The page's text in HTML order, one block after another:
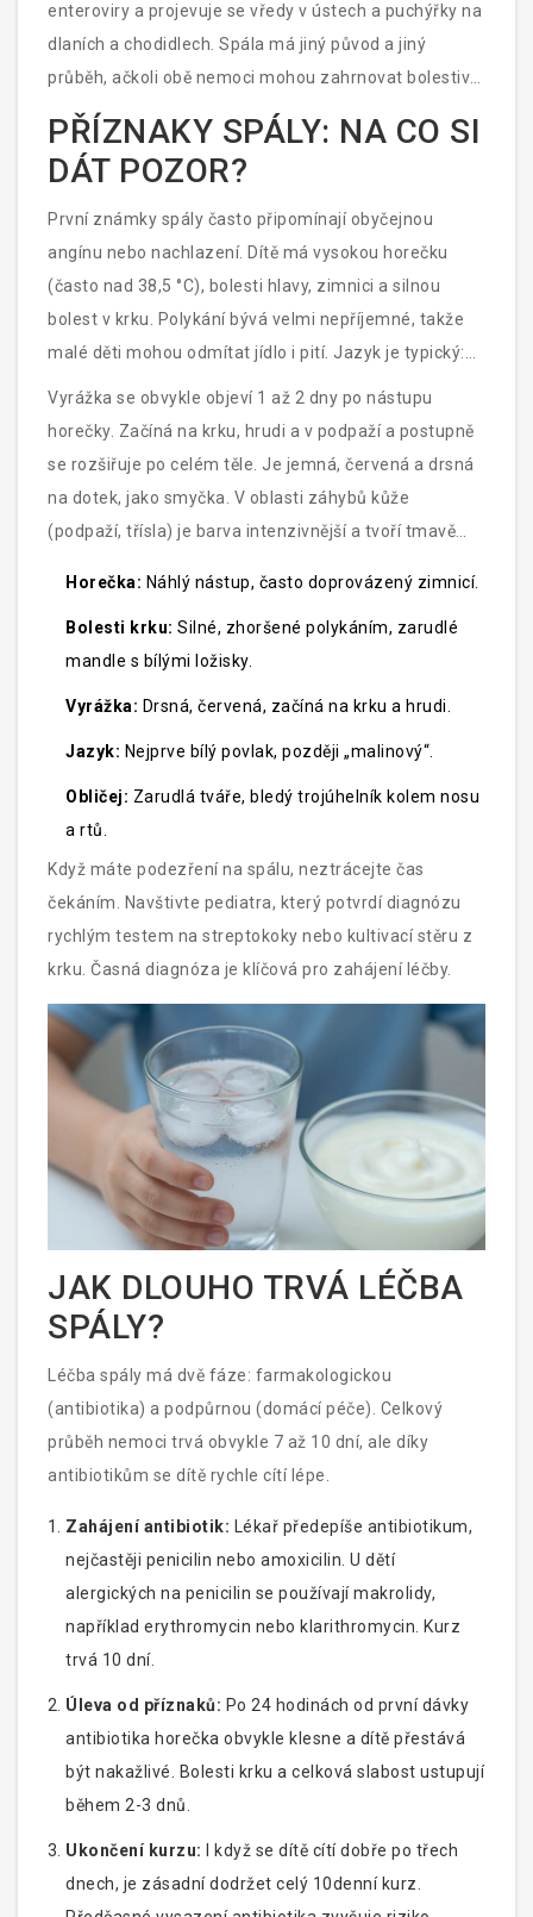
enteroviry a projevuje se vředy v ústech a puchýřky na
dlaních a chodidlech. Spála má jiný původ a jiný
průběh, ačkoli obě nemoci mohou zahrnovat bolestivé
polykání a horečku.
PŘÍZNAKY SPÁLY: NA CO SI
DÁT POZOR?
První známky spály často připomínají obyčejnou
angínu nebo nachlazení. Dítě má vysokou horečku
(často nad 38,5 °C), bolesti hlavy, zimnici a silnou
bolest v krku. Polykání bývá velmi nepříjemné, takže
malé děti mohou odmítat jídlo i pití. Jazyk je typický:
na začátku má bílý povlak („mléčný jazyk“), který po
několika dnech opadne a odhalí výrazně zarudlé papily
(„malinový jazyk“).
Vyrážka se obvykle objeví 1 až 2 dny po nástupu
horečky. Začíná na krku, hrudi a v podpaží a postupně
se rozšiřuje po celém těle. Je jemná, červená a drsná
na dotek, jako smyčka. V oblasti záhybů kůže
(podpaží, třísla) je barva intenzivnější a tvoří tmavě
ale nos a rty zůstávají bledé, což vytváří kontrastní
„maso kolem úst".
Horečka: Náhlý nástup, často doprovázený zimnicí.
Bolesti krku: Silné, zhoršené polykáním, zarudlé
mandle s bílými ložisky.
Vyrážka: Drsná, červená, začíná na krku a hrudi.
Jazyk: Nejprve bílý povlak, později „malinový“.
Obličej: Zarudlá tváře, bledý trojúhelník kolem nosu
a rtů.
Když máte podezření na spálu, neztrácejte čas
čekáním. Navštivte pediatra, který potvrdí diagnózu
rychlým testem na streptokoky nebo kultivací stěru z
krku. Časná diagnóza je klíčová pro zahájení léčby.
JAK DLOUHO TRVÁ LÉČBA
SPÁLY?
Léčba spály má dvě fáze: farmakologickou
(antibiotika) a podpůrnou (domácí péče). Celkový
průběh nemoci trvá obvykle 7 až 10 dní, ale díky
antibiotikům se dítě rychle cítí lépe.
Zahájení antibiotik: Lékař předepíše antibiotikum,
nejčastěji penicilin nebo amoxicilin. U dětí
alergických na penicilin se používají makrolidy,
například erythromycin nebo klarithromycin. Kurz
trvá 10 dní.
Úleva od příznaků: Po 24 hodinách od první dávky
antibiotika horečka obvykle klesne a dítě přestává
být nakažlivé. Bolesti krku a celková slabost ustupují
během 2-3 dnů.
Ukončení kurzu: I když se dítě cítí dobře po třech
dnech, je zásadní dodržet celý 10denní kurz.